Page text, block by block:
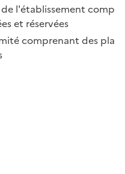
l'établissement comp
et réservées
comprenant des pla